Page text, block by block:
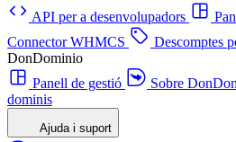
API per a desenvolupadors
Connector WHMCS
Descomptes
DonDominio
Panell de gestió
Sobre
dominis
Ajuda i suport